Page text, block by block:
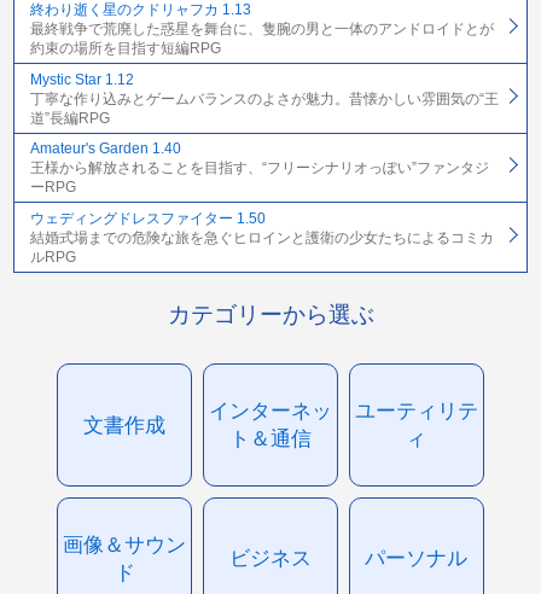
終わり逝く星のクドリャフカ 1.13
最終戦争で荒廃した惑星を舞台に、隻腕の男と一体のアンドロイドとが
約束の場所を目指す短編RPG
Mystic Star 1.12
丁寧な作り込みとゲームバランスのよさが魅力。昔懐かしい雰囲気の“王
道”長編RPG
Amateur's Garden 1.40
王様から解放されることを目指す、“フリーシナリオっぽい”ファンタジ
ーRPG
ウェディングドレスファイター 1.50
結婚式場までの危険な旅を急ぐヒロインと護衛の少女たちによるコミカ
ルRPG
カテゴリーから選ぶ
文書作成
インターネッ
ト＆通信
ユーティリテ
ィ
画像＆サウン
ド
ビジネス パーソナル